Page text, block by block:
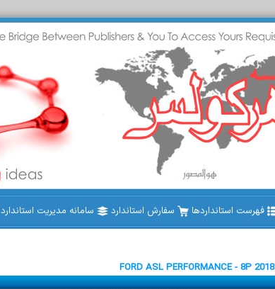
فهرست استانداردها سفارش استاندارد سامانه مدیریت استاندارد
FORD ASL PERFORMANCE - 8P 2018